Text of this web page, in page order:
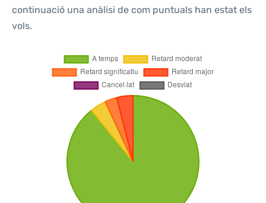
continuació una anàlisi de com puntuals han estat els
vols.